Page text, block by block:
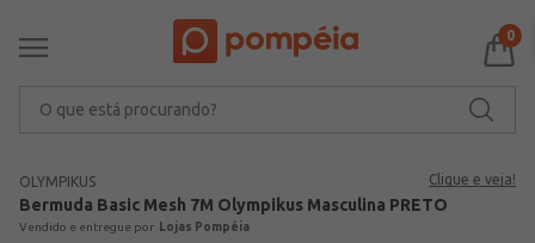
0
OLYMPIKUS Clique e veja!
Bermuda Basic Mesh 7M Olympikus Masculina PRETO
Lojas Pompéia